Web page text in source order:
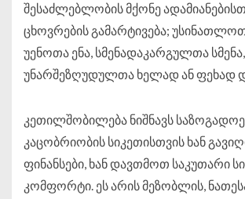
შესაძლებლობის მქონე
ცხოვრების გამარტივება;
უენოთა ენა, სმენადაკარგულთა სმენა,
უნარშეზღუდულთა ხელად ან ფეხად
კეთილშობილება ნიშნავს
კაცობრიობის სიკეთისთვის ხან
ფინანსები, ხან დავთმოთ საკუთარი
კომფორტი. ეს არის მეზობლის,